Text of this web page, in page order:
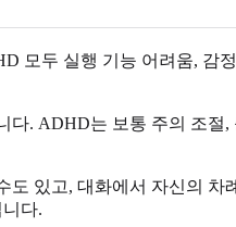
모두 실행 기능 어려움, 감
. ADHD는 보통 주의 조절
있고, 대화에서 자신의
다.